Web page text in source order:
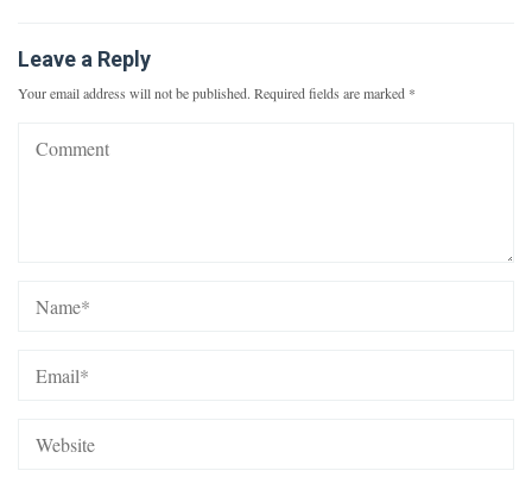
Leave a Reply
Your email address will not be published. Required fields are marked *